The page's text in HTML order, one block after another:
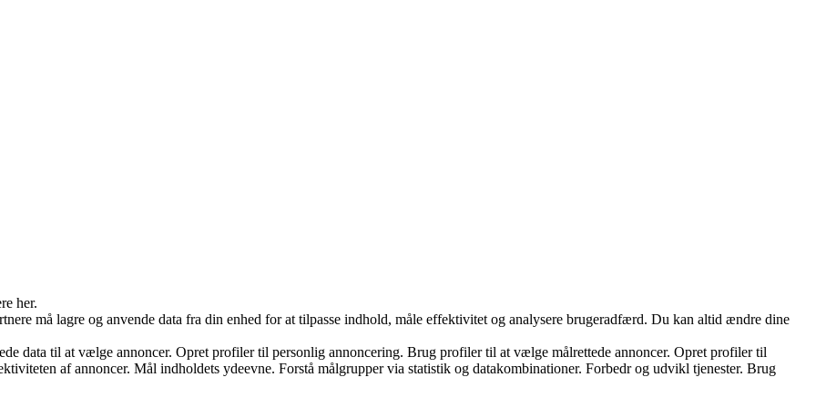
her.
må lagre og anvende data fra din enhed for at tilpasse indhold, måle effektivitet og analysere brugeradfærd. Du kan altid ændre dine
data til at vælge annoncer. Opret profiler til personlig annoncering. Brug profiler til at vælge målrettede annoncer. Opret profiler til
af annoncer. Mål indholdets ydeevne. Forstå målgrupper via statistik og datakombinationer. Forbedr og udvikl tjenester. Brug